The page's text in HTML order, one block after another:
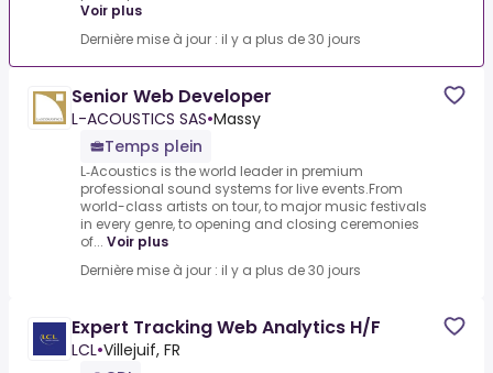
Voir plus
Dernière mise à jour : il y a plus de 30 jours
Senior Web Developer
L-ACOUSTICS SAS•Massy
Temps plein
L‑Acoustics is the world leader in premium
professional sound systems for live events.From
world-class artists on tour, to major music festivals
in every genre, to opening and closing ceremonies
of... Voir plus
Dernière mise à jour : il y a plus de 30 jours
Expert Tracking Web Analytics H/F
LCL•Villejuif, FR